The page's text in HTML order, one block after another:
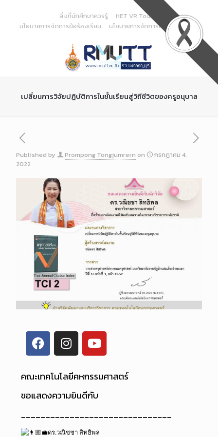
Content
สิ่งที่นักศึกษาควรรู้
HET VR Tour
นโยบายการจัดการข้อร้องเรียน
นโยบายการจัดการด้านสารสนเทศ
เปลี่ยนการวิจัยปฏิบัติการในชั้นเรียนสู่วิถีชีวิตของครูอนุบาล
Published by Prompong Tongjumrern on
กรกฎาคม 4,
2022
คณะเทคโนโลยีคหกรรมศาสตร์
ขอแสดงความยินดีกับ
_______________________________
ดร.วณิชชา สิทธิพล